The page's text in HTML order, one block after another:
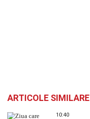
ARTICOLE SIMILARE
10:40